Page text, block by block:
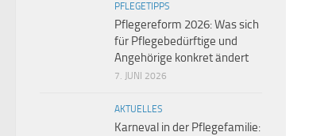
PFLEGETIPPS
Pflegereform 2026: Was sich
für Pflegebedürftige und
Angehörige konkret ändert
7. JUNI 2026
AKTUELLES
Karneval in der Pflegefamilie: